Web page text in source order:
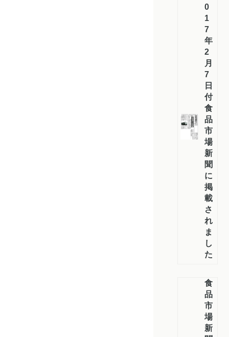
0
1
7
年
2
月
7
日
付
食
品
市
場
新
聞
に
掲
載
さ
れ
ま
し
た！
食
品
市
場
新